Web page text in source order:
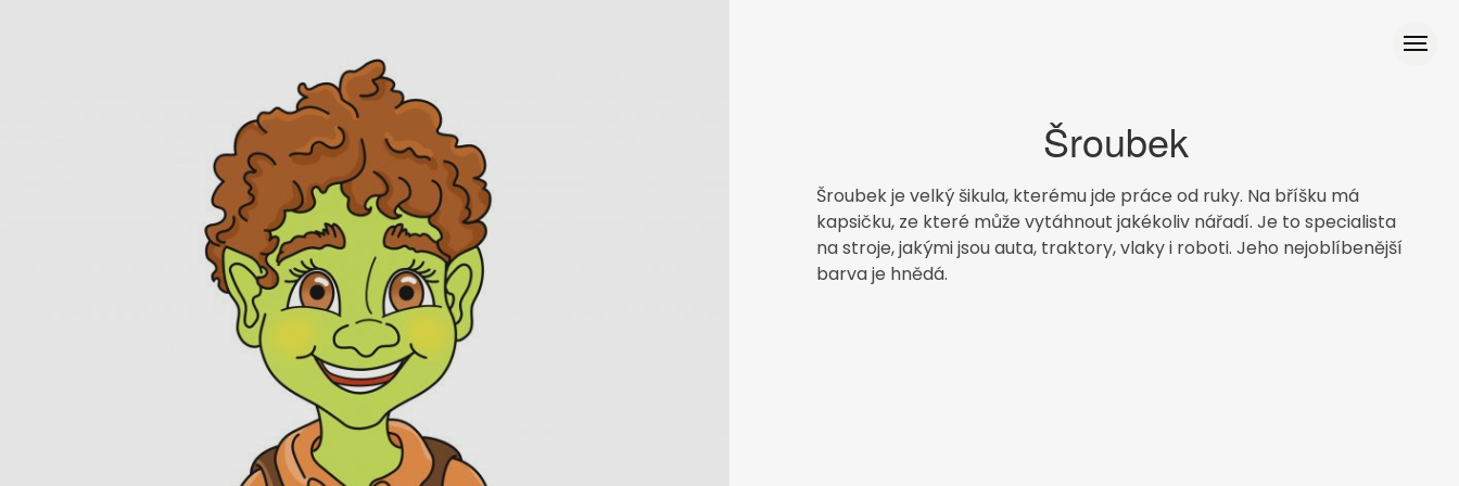
Šroubek
Šroubek je velký šikula, kterému jde práce od ruky. Na bříšku má
kapsičku, ze které může vytáhnout jakékoliv nářadí. Je to specialista
na stroje, jakými jsou auta, traktory, vlaky i roboti. Jeho nejoblíbenější
barva je hnědá.